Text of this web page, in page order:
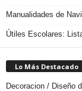
Manualidades de
Útiles Escolares:
Lo Más Destacado
Decoracion / Diseño